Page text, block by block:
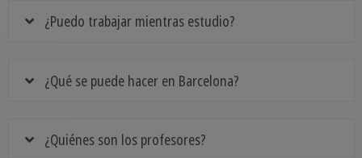
¿Puedo trabajar mientras estudio?
¿Qué se puede hacer en Barcelona?
¿Quiénes son los profesores?